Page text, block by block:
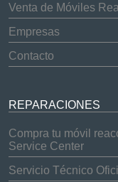
Venta de Móviles
Empresas
Contacto
REPARACIONES
Compra tu móvil
Service Center
Servicio Técnico